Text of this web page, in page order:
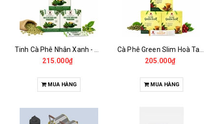
215.000₫
MUA HÀNG
205.000₫
MUA HÀNG